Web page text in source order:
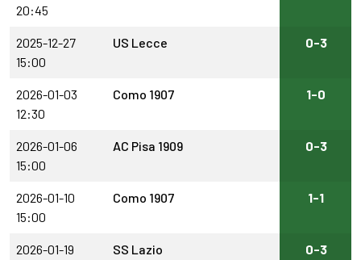
20:45
2025-12-27
15:00
US Lecce 0-3
2026-01-03
12:30
Como 1907 1-0
2026-01-06
15:00
AC Pisa 1909 0-3
2026-01-10
15:00
Como 1907 1-1
2026-01-19
SS Lazio 0-3